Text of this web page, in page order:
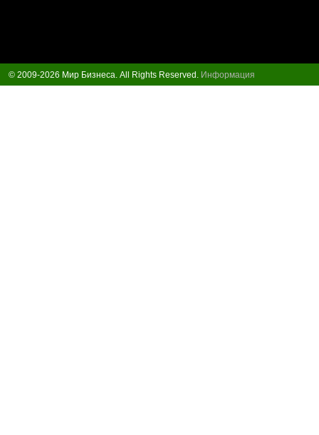
© 2009-2026 Мир Бизнеса. All Rights Reserved. Информация